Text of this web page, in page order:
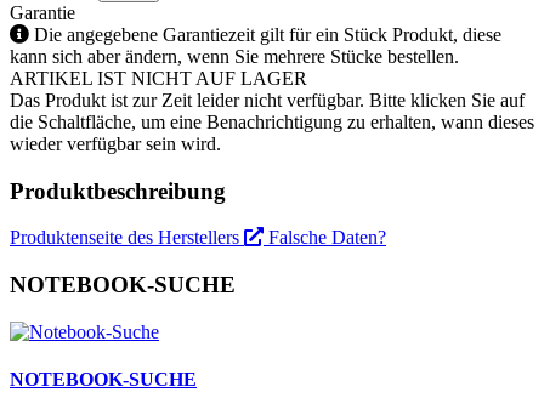
Garantie
Die angegebene Garantiezeit gilt für ein Stück Produkt, diese
kann sich aber ändern, wenn Sie mehrere Stücke bestellen.
ARTIKEL IST NICHT AUF LAGER
Das Produkt ist zur Zeit leider nicht verfügbar. Bitte klicken Sie auf
die Schaltfläche, um eine Benachrichtigung zu erhalten, wann dieses
wieder verfügbar sein wird.
Produktbeschreibung
Produktenseite des Herstellers Falsche Daten?
NOTEBOOK-SUCHE
NOTEBOOK-SUCHE